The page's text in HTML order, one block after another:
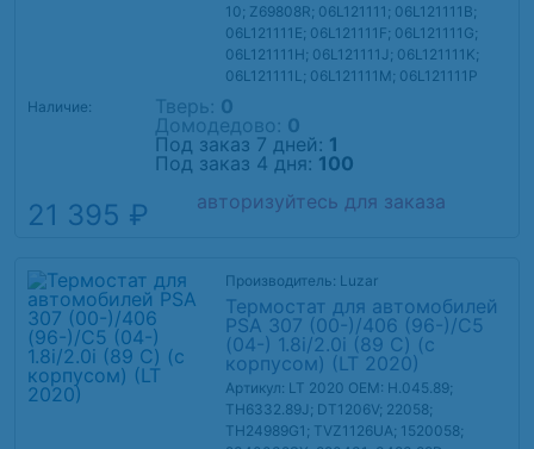
10; Z69808R; 06L121111; 06L121111B;
06L121111E; 06L121111F; 06L121111G;
06L121111H; 06L121111J; 06L121111K;
06L121111L; 06L121111M; 06L121111P
Наличие:
Тверь: 0
Домодедово: 0
Под заказ 7 дней: 1
Под заказ 4 дня: 100
21 395 ₽ авторизуйтесь для заказа
Производитель: Luzar
Термостат для автомобилей
PSA 307 (00-)/406 (96-)/C5
(04-) 1.8i/2.0i (89 С) (с
корпусом) (LT 2020)
Артикул: LT 2020 OEM: H.045.89;
TH6332.89J; DT1206V; 22058;
TH24989G1; TVZ1126UA; 1520058;